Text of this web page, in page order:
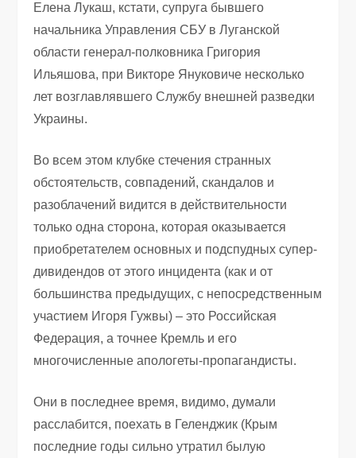
Елена Лукаш, кстати, супруга бывшего
начальника Управления СБУ в Луганской
области генерал-полковника Григория
Ильяшова, при Викторе Януковиче несколько
лет возглавлявшего Службу внешней разведки
Украины.
Во всем этом клубке стечения странных
обстоятельств, совпадений, скандалов и
разоблачений видится в действительности
только одна сторона, которая оказывается
приобретателем основных и подспудных супер-
дивидендов от этого инцидента (как и от
большинства предыдущих, с непосредственным
участием Игоря Гужвы) – это Российская
Федерация, а точнее Кремль и его
многочисленные апологеты-пропагандисты.
Они в последнее время, видимо, думали
расслабится, поехать в Геленджик (Крым
последние годы сильно утратил былую